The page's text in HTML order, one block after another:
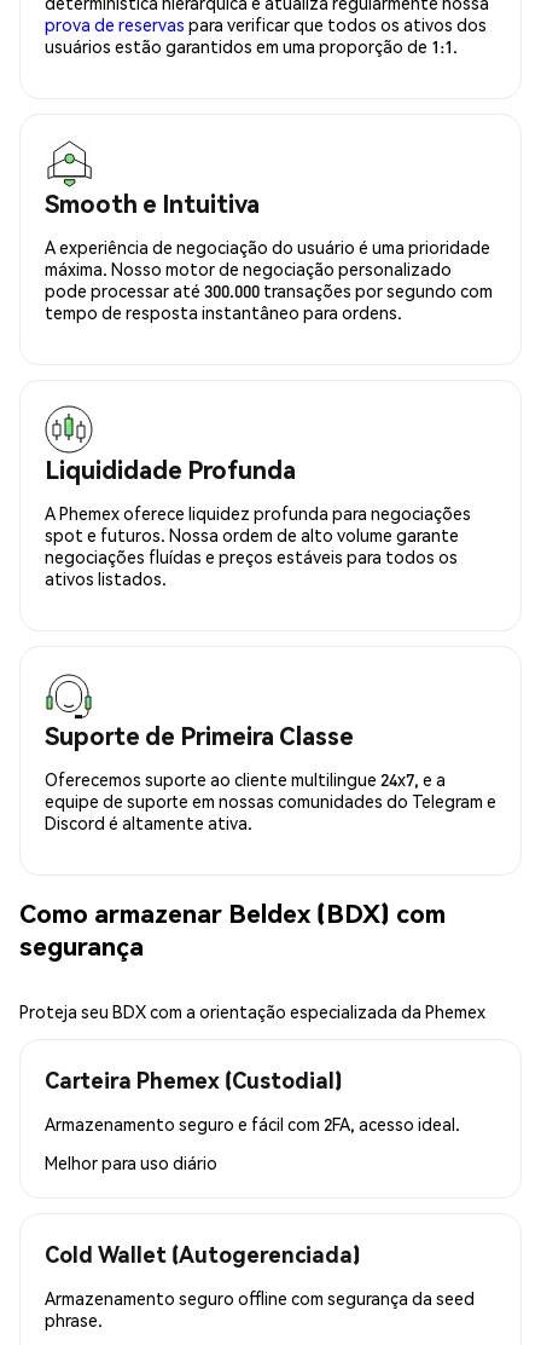
prova de reservas para verificar que todos os ativos dos
usuários estão garantidos em uma proporção de 1:1.
Smooth e Intuitiva
A experiência de negociação do usuário é uma prioridade
máxima. Nosso motor de negociação personalizado
pode processar até 300.000 transações por segundo com
tempo de resposta instantâneo para ordens.
Liquididade Profunda
A Phemex oferece liquidez profunda para negociações
spot e futuros. Nossa ordem de alto volume garante
negociações fluídas e preços estáveis para todos os
ativos listados.
Suporte de Primeira Classe
Oferecemos suporte ao cliente multilingue 24x7, e a
equipe de suporte em nossas comunidades do Telegram e
Discord é altamente ativa.
Como armazenar Beldex (BDX) com
segurança
Proteja seu BDX com a orientação especializada da Phemex
Carteira Phemex (Custodial)
Armazenamento seguro e fácil com 2FA, acesso ideal.
Melhor para uso diário
Cold Wallet (Autogerenciada)
Armazenamento seguro offline com segurança da seed
phrase.